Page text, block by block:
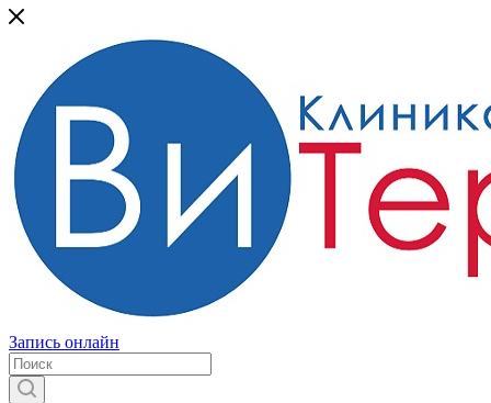
Запись онлайн